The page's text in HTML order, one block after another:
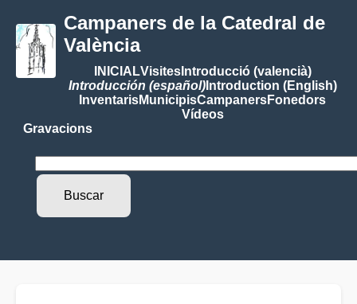
Campaners de la Catedral de
València
INICIALVisitesIntroducció (valencià)
Introducción (español)Introduction (English)
InventarisMunicipisCampanersFonedors
Vídeos
Gravacions